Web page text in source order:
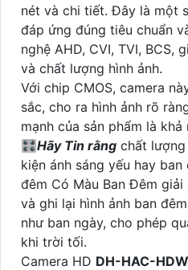
nét và chi tiết. Đây là một
đáp ứng đúng tiêu chuẩn
nghệ AHD, CVI, TVI, BCS,
và chất lượng hình ảnh.
Với chip CMOS, camera
sắc, cho ra hình ảnh rõ
mạnh của sản phẩm là
🎛Hãy Tin rằng chất
kiện ánh sáng yếu hay
đêm Có Màu Ban Đêm
và ghi lại hình ảnh ban
như ban ngày, cho phép
khi trời tối.
Camera HD DH-HAC-